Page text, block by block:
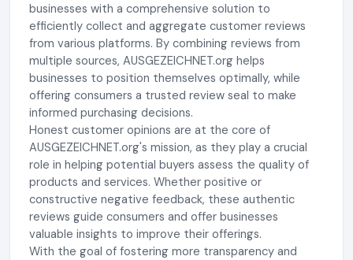
businesses with a comprehensive solution to
efficiently collect and aggregate customer reviews
from various platforms. By combining reviews from
multiple sources, AUSGEZEICHNET.org helps
businesses to position themselves optimally, while
offering consumers a trusted review seal to make
informed purchasing decisions.
Honest customer opinions are at the core of
AUSGEZEICHNET.org's mission, as they play a crucial
role in helping potential buyers assess the quality of
products and services. Whether positive or
constructive negative feedback, these authentic
reviews guide consumers and offer businesses
valuable insights to improve their offerings.
With the goal of fostering more transparency and